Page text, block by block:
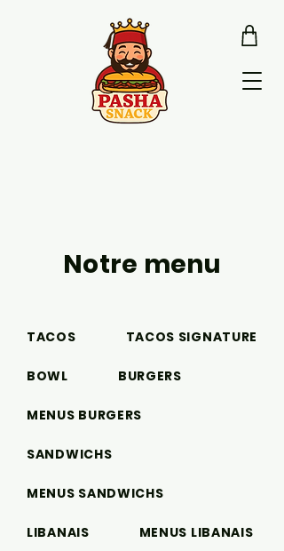
Notre menu
TACOS TACOS SIGNATURE
BOWL BURGERS
MENUS BURGERS
SANDWICHS
MENUS SANDWICHS
LIBANAIS MENUS LIBANAIS